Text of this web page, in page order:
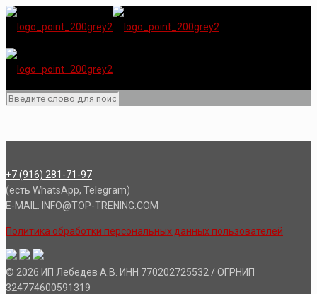
+7 (916) 281-71-97
(есть WhatsApp, Telegram)
E-MAIL: INFO@TOP-TRENING.COM
Политика обработки персональных данных пользователей
© 2026 ИП Лебедев А.В. ИНН 770202725532 / ОГРНИП
324774600591319